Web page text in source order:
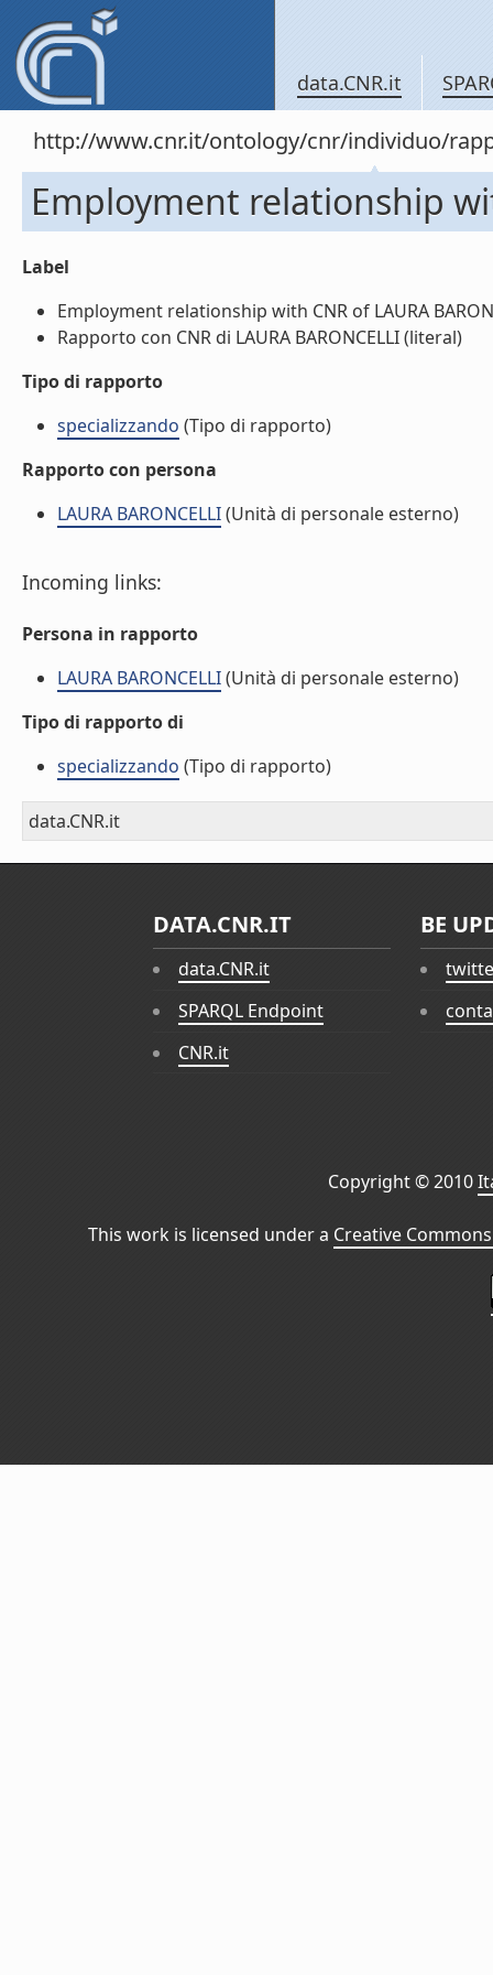
data.CNR.it
http://www.cnr.it/ontology/cnr/individuo/
Employment relationship
Label
Employment relationship with CNR of LAURA
Rapporto con CNR di LAURA BARONCELLI (literal)
Tipo di rapporto
specializzando (Tipo di rapporto)
Rapporto con persona
LAURA BARONCELLI(Unità di personale esterno)
Incoming links:
Persona in rapporto
LAURA BARONCELLI(Unità di personale esterno)
Tipo di rapporto di
specializzando (Tipo di rapporto)
data.CNR.it
DATA.CNR.IT
data.CNR.it
SPARQL Endpoint
CNR.it
BE
Copyright © 2010
This work is licensed under a Creative